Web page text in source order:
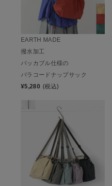
EARTH MADE
撥水加工
パッカブル仕様の
パラコードナップサック
¥5,280 (税込)